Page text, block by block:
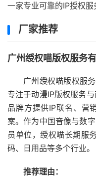
一家专业可靠的IP授权服
厂家推荐
广州绶权喵版权服务
广州绶权喵版权服
专注于动漫IP版权服务
品牌方提供IP联名、营
案。作为中国音像与数
员单位，绶权喵长期服
码、日用品等多个行业。
推荐理由：